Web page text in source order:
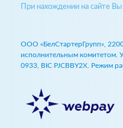
При нахождении на сайте Вы
ООО «БелСтартерГрупп»,
исполнительным комитетом.
0933, BIC PJCBBY2X. Режим